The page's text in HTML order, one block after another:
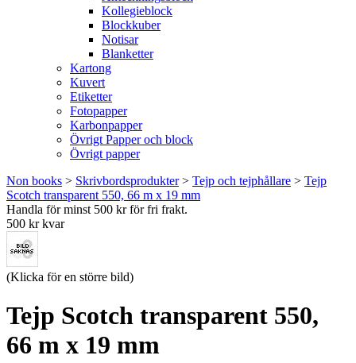
Kollegieblock
Blockkuber
Notisar
Blanketter
Kartong
Kuvert
Etiketter
Fotopapper
Karbonpapper
Övrigt Papper och block
Övrigt papper
Non books > Skrivbordsprodukter> Tejp och tejphållare > Tejp
Scotch transparent 550, 66 m x 19 mm
Handla för minst 500 kr för fri frakt.
500 kr kvar
(Klicka för en större bild)
Tejp Scotch transparent 550,
66 m x 19 mm